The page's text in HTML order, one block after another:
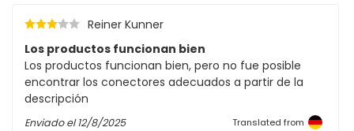
Reiner Kunner
Los productos funcionan bien
Los productos funcionan bien, pero no fue posible
encontrar los conectores adecuados a partir de la
descripción
Enviado el12/8/2025 Translated from